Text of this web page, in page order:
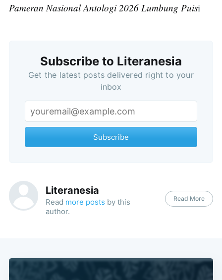
Pameran Nasional Antologi 2026 Lumbung Puisi
Subscribe to Literanesia
Get the latest posts delivered right to your
inbox
Subscribe
Literanesia
Read more posts by this
author.
Read More
Subscribe